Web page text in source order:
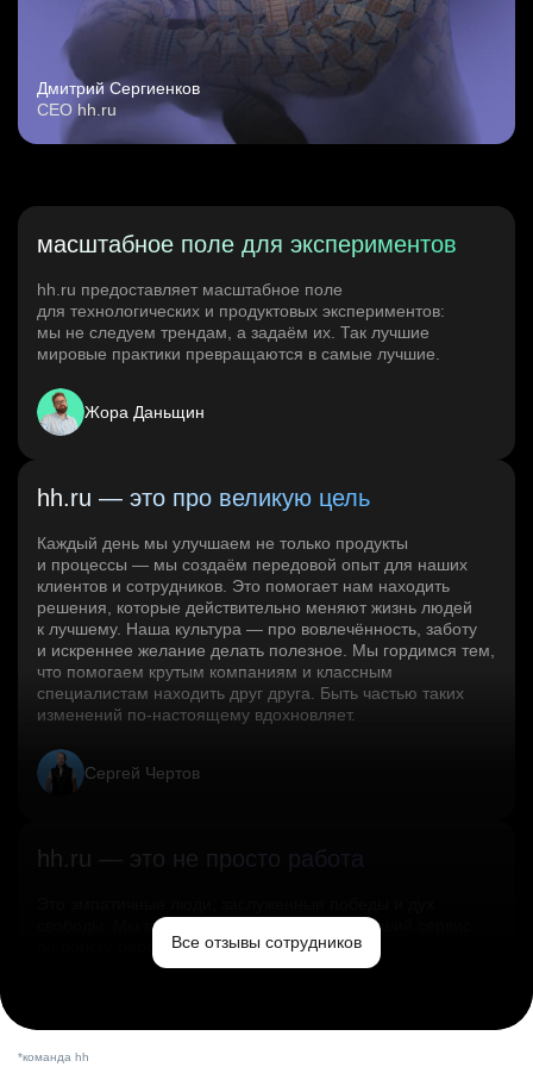
Дмитрий Сергиенков
CEO hh.ru
масштабное поле для экспериментов
hh.ru предоставляет масштабное поле
для технологических и продуктовых экспериментов:
мы не следуем трендам, а задаём их. Так лучшие
мировые практики превращаются в самые лучшие.
Жора Даньщин
hh.ru — это про великую цель
Каждый день мы улучшаем не только продукты
и процессы — мы создаём передовой опыт для наших
клиентов и сотрудников. Это помогает нам находить
решения, которые действительно меняют жизнь людей
к лучшему. Наша культура — про вовлечённость, заботу
и искреннее желание делать полезное. Мы гордимся тем,
что помогаем крутым компаниям и классным
специалистам находить друг друга. Быть частью таких
изменений по‑настоящему вдохновляет.
Сергей Чертов
hh.ru — это не просто работа
свободы. Мы помогаем миру и создаём лучший сервис
по поиску работы в стране.Все отзывы сотрудников
*команда hh